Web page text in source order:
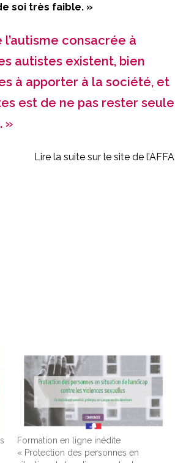
soi très faible. »
consacrée à
autistes existent, bien
à apporter à la société, et
est de ne pas rester seule
»
Lire la suite sur le site de l’AFFA
Formation en ligne inédite
« Protection des personnes en